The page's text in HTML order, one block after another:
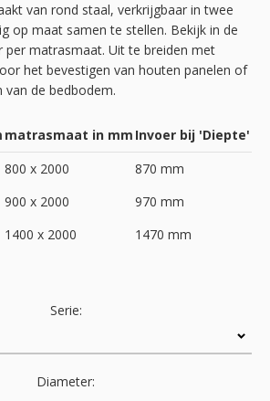
van rond staal, verkrijgbaar in twee
op maat samen te stellen. Bekijk in de
per matrasmaat. Uit te breiden met
het bevestigen van houten panelen of
de bedbodem.
matrasmaat in mm Invoer bij 'Diepte'
800 x 2000
870 mm
900 x 2000
970 mm
1400 x 2000 1470 mm
Serie:
Diameter: